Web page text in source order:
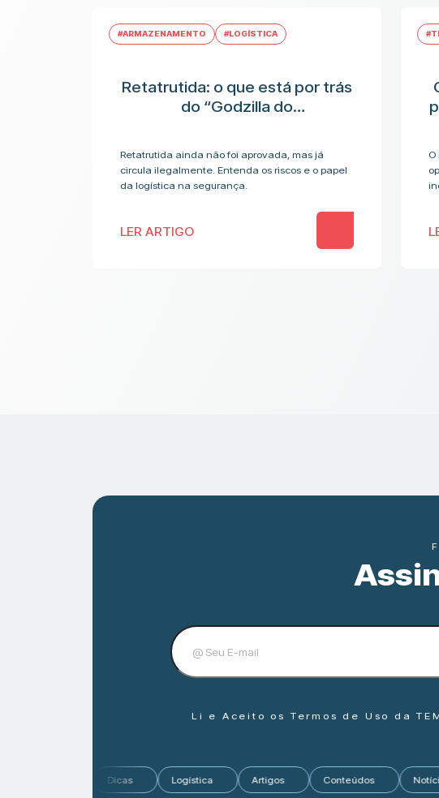
#ARMAZENAMENTO #LOGÍSTICA
Retatrutida: o que está por trás
do “Godzilla do
Retatrutida ainda não foi aprovada, mas já
circula ilegalmente. Entenda os riscos e o papel
da logística na segurança.
LER ARTIGO
Li e Aceito os Termos de Uso da
Dicas Logística Artigos Conteúdos